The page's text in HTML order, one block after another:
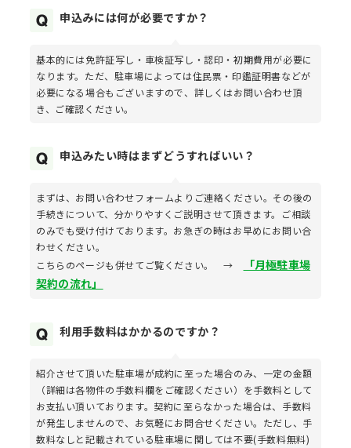
申込みには何が必要ですか？
基本的には免許証写し・車検証写し・認印・初期費用が必要に
なります。ただ、駐車場によっては住民票・印鑑証明書などが
必要になる場合もございますので、詳しくはお問い合わせ頂
き、ご確認ください。
申込みたい時はまずどうすればいい？
まずは、お問い合わせフォームよりご連絡ください。その後の
手続きについて、分かりやすくご説明させて頂きます。ご相談
のみでも受け付けております。お急ぎの時はお早めにお問い合
わせください。
こちらのページも併せてご覧ください。 →
「月極駐車場
契約の流れ」
利用手数料はかかるのですか？
紹介させて頂いた駐車場が成約に至った場合のみ、一定の金額
（詳細は各物件の手数料欄をご確認ください）を手数料として
お支払い頂いております。契約に至らなかった場合は、手数料
が発生しませんので、お気軽にお問合せください。ただし、手
数料なしと記載されている駐車場に関しては不要(手数料無料)